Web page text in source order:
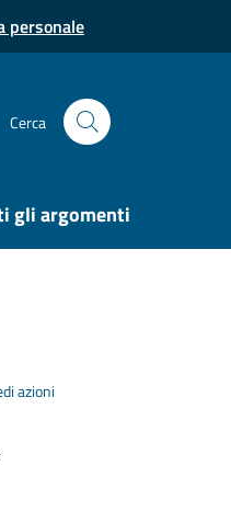
personale
Cerca
gli argomenti
azioni